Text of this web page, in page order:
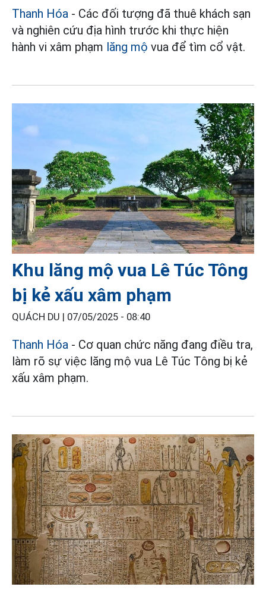
Thanh Hóa - Các đối tượng đã thuê khách sạn
và nghiên cứu địa hình trước khi thực hiện
hành vi xâm phạm lăng mộ vua để tìm cổ vật.
Khu lăng mộ vua Lê Túc Tông
bị kẻ xấu xâm phạm
QUÁCH DU | 07/05/2025 - 08:40
Thanh Hóa - Cơ quan chức năng đang điều tra,
làm rõ sự việc lăng mộ vua Lê Túc Tông bị kẻ
xấu xâm phạm.